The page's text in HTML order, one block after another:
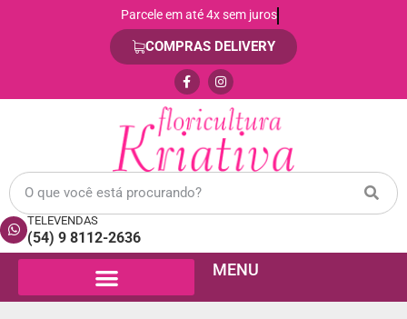
Compra 100% segura e tranquila
COMPRAS DELIVERY
TELEVENDAS
(54) 9 8112-2636
MENU